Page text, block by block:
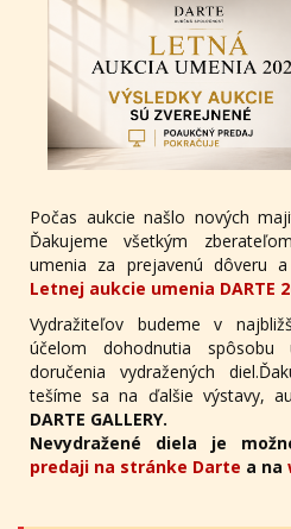
Počas aukcie našlo nových
Ďakujeme všetkým
umenia za prejavenú dôveru
Letnej aukcie umenia DARTE
Vydražiteľov budeme v
účelom dohodnutia
doručenia vydražených
tešíme sa na ďalšie výstavy,
DARTE GALLERY.
Nevydražené diela je
predaji na stránke Darte a na